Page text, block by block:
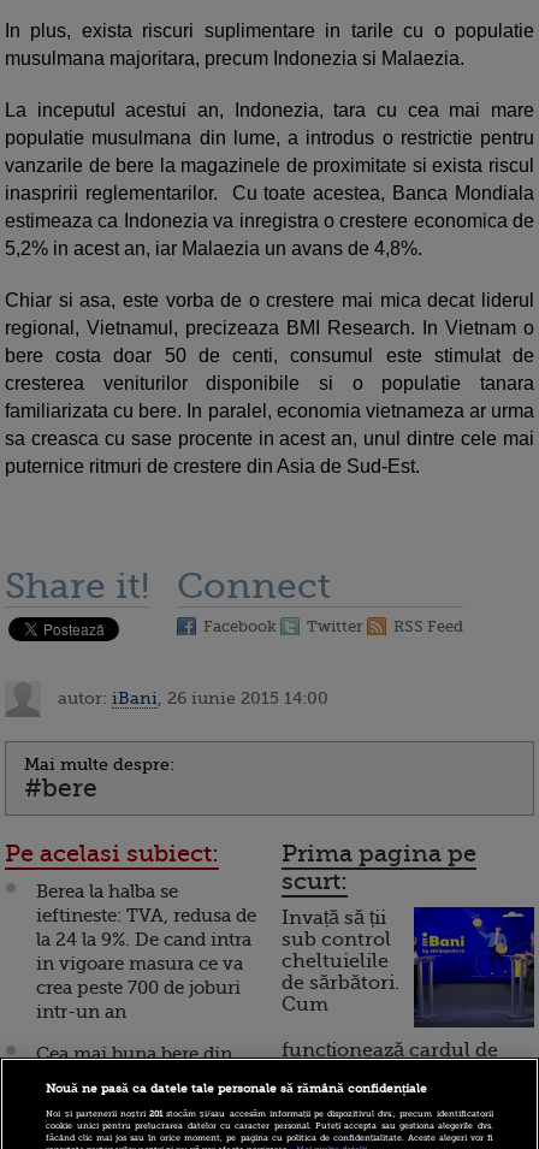
In plus, exista riscuri suplimentare in tarile cu o populatie
musulmana majoritara, precum Indonezia si Malaezia.
La inceputul acestui an, Indonezia, tara cu cea mai mare
populatie musulmana din lume, a introdus o restrictie pentru
vanzarile de bere la magazinele de proximitate si exista riscul
inaspririi reglementarilor. Cu toate acestea, Banca Mondiala
estimeaza ca Indonezia va inregistra o crestere economica de
5,2% in acest an, iar Malaezia un avans de 4,8%.
Chiar si asa, este vorba de o crestere mai mica decat liderul
regional, Vietnamul, precizeaza BMI Research. In Vietnam o
bere costa doar 50 de centi, consumul este stimulat de
cresterea veniturilor disponibile si o populatie tanara
familiarizata cu bere. In paralel, economia vietnameza ar urma
sa creasca cu sase procente in acest an, unul dintre cele mai
puternice ritmuri de crestere din Asia de Sud-Est.
Share it! Connect
Facebook Twitter RSS Feed
autor: iBani , 26 iunie 2015 14:00
Mai multe despre:
#bere
Pe acelasi subiect:
Berea la halba se
ieftineste: TVA, redusa de
la 24 la 9%. De cand intra
in vigoare masura ce va
crea peste 700 de joburi
intr-un an
Cea mai buna bere din
lume este produsa de
fabrica 5.000 de litri
Prima pagina pe
scurt:
Invață să ții
sub control
cheltuielile
de sărbători.
Cum
funcționează cardul de
Incont , site-ul Știrile Pro
Nouă ne pasă ca datele tale personale să rămână confidențiale
Noi și partenerii noștri201stocăm și/sau accesăm informații pe dispozitivul dvs., precum identificatorii
cookie unici pentru prelucrarea datelor cu caracter personal. Puteți accepta sau gestiona alegerile dvs.
făcând clic mai jos sau în orice moment, pe pagina cu politica de confidențialitate. Aceste alegeri vor fi